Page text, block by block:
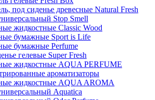
под сиденье древесные Natural Fresh
Stop Smell
жидкостные Classic Wood
бумажные Sport is Life
бумажные Perfume
гелевые Super Fresh
жидкостные AQUA PERFUME
ароматизаторы
жидкостные AQUA AROMA
Aquatica